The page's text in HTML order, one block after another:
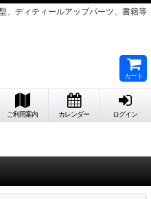
、ディティールアップパーツ、書籍等
カート
ご利用案内 カレンダー ログイン